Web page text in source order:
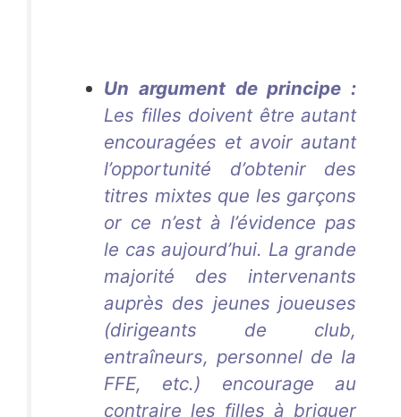
Un argument de principe :
Les filles doivent être autant
encouragées et avoir autant
l’opportunité d’obtenir des
titres mixtes que les garçons
or ce n’est à l’évidence pas
le cas aujourd’hui. La grande
majorité des intervenants
auprès des jeunes joueuses
(dirigeants de club,
entraîneurs, personnel de la
FFE, etc.) encourage au
contraire les filles à briguer